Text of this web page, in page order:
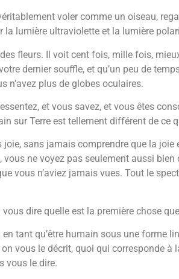
voler comme un oiseau,
la lumière ultraviolette et la lumière
fleurs. Il voit cent fois, mille fois,
dernier souffle, et qu’un peu de
n’avez plus de globes oculaires.
et vous savez, et vous êtes
sur Terre est tellement différent de ce
sans jamais comprendre que la joie
ne voyez pas seulement aussi
vous n’aviez jamais vues. Tout le
dire quelle est la première chose
tant qu’être humain sous une forme
vous le décrit, quoi qui corresponde à
vous le dire.